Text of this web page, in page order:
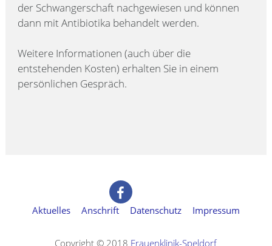
der Schwangerschaft nachgewiesen und können
dann mit Antibiotika behandelt werden.
Weitere Informationen (auch über die
entstehenden Kosten) erhalten Sie in einem
persönlichen Gespräch.
Aktuelles Anschrift Datenschutz Impressum
Copyright © 2018 Frauenklinik-Speldorf